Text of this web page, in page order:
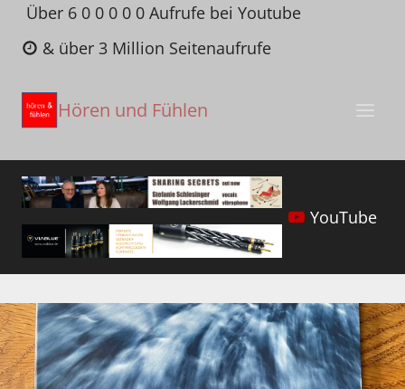
Zum
Inhalt
springen
Über 6 0 0 0 0 0 Aufrufe bei Youtube
& über 3 Million Seitenaufrufe
Hören und Fühlen
YouTube